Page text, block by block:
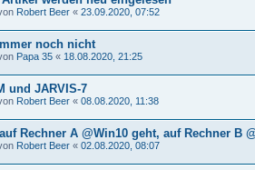
Robert Beer « 23.09.2020, 07:52
noch nicht
Papa 35 « 18.08.2020, 21:25
und JARVIS-7
Robert Beer « 08.08.2020, 11:38
Rechner A @Win10 geht, auf Rechner B
Robert Beer « 02.08.2020, 08:07